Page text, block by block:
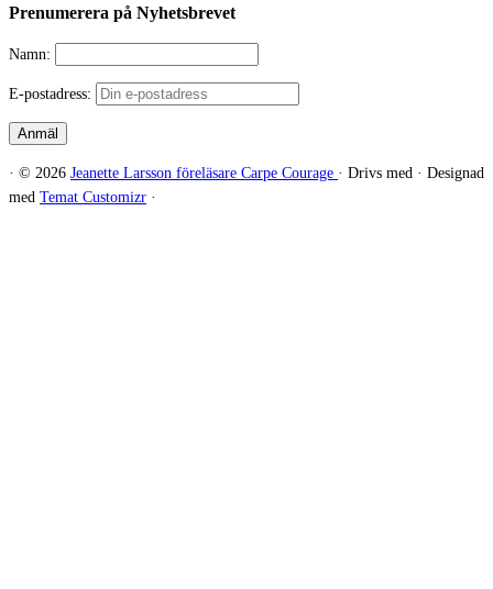
Prenumerera på Nyhetsbrevet
Namn:
E-postadress:
· © 2026 Jeanette Larsson föreläsare Carpe Courage · Drivs med · Designad
med Temat Customizr ·